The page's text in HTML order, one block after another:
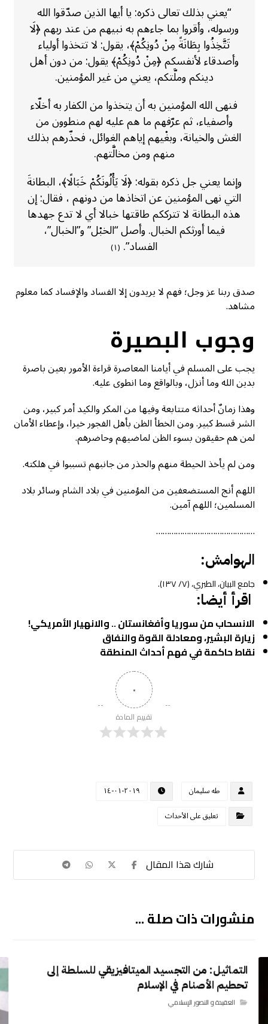
“يعني بذلك تعالى ذكره: يا أيها الذين صدّقوا الله
ورسوله، وأقروا بما جاءهم به نبيهم من عند ربهم ﴿لَا
تَتَّخِذُوا بِطَانَةً مِنْ دُونِكُمْ﴾، يقول: لا تتخذوا أولياء
وأصدقاء لأنفسكم ﴿مِنْ دُونِكُمْ﴾ يقول: من دون أهل
دينكم وملَّتكم، يعني من غير المؤمنين.
فنهى الله المؤمنين به أن يتخذوا من الكفار به أخلّاء
وأصفياء، ثم عرّفهم ما هم عليه لهم منطوون من
الغش والخيانة، وبغْيهم إياهم الغوائل، فحذّرهم بذلك
منهم ومن مخالَّتهم.
وإنما يعني جل ذكره بقوله: ﴿لَا يَأْلُونَكُمْ خَبَالًا﴾، البطانةَ
التي نهى المؤمنين عن اتخاذها من دونهم ، فقال: إن
هذه البطانة لا تترككم طاقتها خبالا أي لا تدع جهدها
فيما أورثكم الخبال. وأصل “الخبْل” و”الخبال”،
الفساد”. (١)
صدق ربنا عز وجل؛ فهم لا يريدون إلا الفساد والإفساد كما معلوم
مشاهد.
وجوب البصيرة
يجب على المسلم في أيامنا المعاصرة قراءة الأمور بعين باصرة
بدين الله وما أنزل، وبالواقع وما انطوى عليه.
وهذا زمانٌ أحداثه متتابعة وفيها من المكر والكيد أمر كبير، ومن
الشر قسط كبير. ومن الخطأ الظن بأهل الفجور خيرا، وإعطاء الأمان
لمن هم حقيقون بسوء الظن لماضيهم وحاضرهم.
ومن لم يأخذ الحيطة منهم والحذر من جانبهم تسببوا في هلكته.
اللهم أنج المستضعفين من المؤمنين في بلاد الشام وسائر بلاد
المسلمين؛ اللهم آمين.
………………………………………
الهوامش:
جامع البيان، الطبري، (٧/ ١٣٧).
اقرأ أيضا:
الانسحاب من سوريا وأفغانستان .. والانهيار الأمريكي!
زيارة البشير، ومعادلة القوة والنفاق
نقاط حاكمة في فهم أحداث المنطقة
٠
تقييم المادة
طه سليمان
٢٠١٩-٠١-١٤
تعليق على الأحداث
منشورات ذات صلة ...
التماثيل: من التجسيد الميتافيزيقي للسلطة إلى
تحطيم الأصنام في الإسلام
العقيدة و التصور الإسلامي